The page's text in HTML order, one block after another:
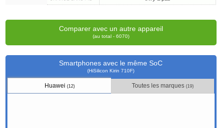
Comparer avec un autre appareil
(au total - 6070)
Smartphones avec le même SoC
(HiSilicon Kirin 710F)
Huawei (12) Toutes les marques(19)